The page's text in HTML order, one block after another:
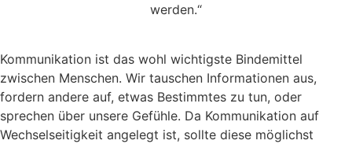
werden.“
Kommunikation ist das wohl wichtigste Bindemittel
zwischen Menschen. Wir tauschen Informationen aus,
fordern andere auf, etwas Bestimmtes zu tun, oder
sprechen über unsere Gefühle. Da Kommunikation auf
Wechselseitigkeit angelegt ist, sollte diese möglichst